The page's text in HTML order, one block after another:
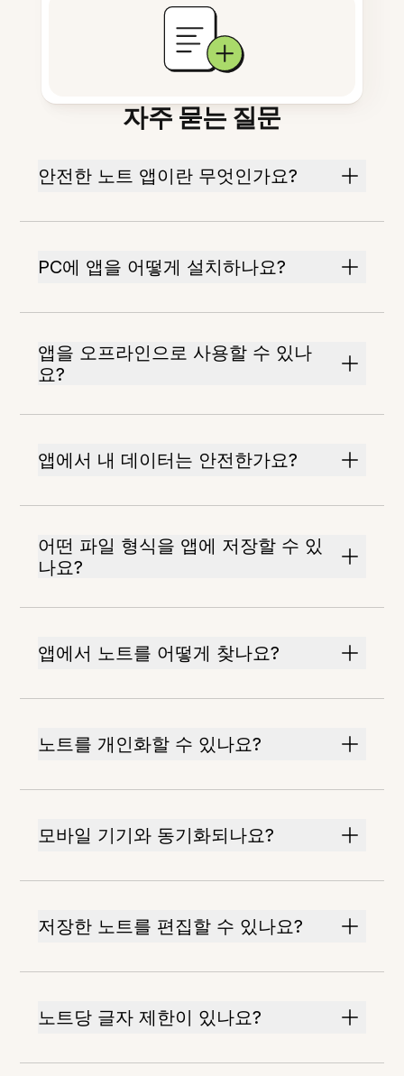
자주 묻는 질문
안전한 노트 앱이란 무엇인가요?
PC에 앱을 어떻게 설치하나요?
앱을 오프라인으로 사용할 수 있나
요?
앱에서 내 데이터는 안전한가요?
어떤 파일 형식을 앱에 저장할 수 있
나요?
앱에서 노트를 어떻게 찾나요?
노트를 개인화할 수 있나요?
모바일 기기와 동기화되나요?
저장한 노트를 편집할 수 있나요?
노트당 글자 제한이 있나요?